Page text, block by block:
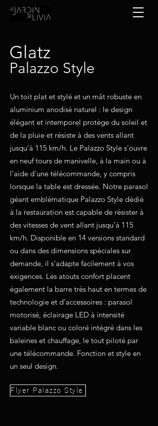
Glatz
Palazzo Style
Un toit plat et stylé et un mât robuste en
aluminium anodisé naturel : le design
élégant et intemporel protège du soleil et
de la pluie et résiste à des vents allant
jusqu’à 115 km/h. Le Palazzo Style s’ouvre
en neuf tours de manivelle, à la main ou à
l’aide d’une télécommande, y compris
lorsque la table est dressée. Notre parasol
géant emblématique Palazzo Style dédié
à la restauration est capable de résister à
des vitesses de vent allant jusqu’à 115
km/h. Disponible en 14 versions standard
ou dans des dimensions spéciales sur
demande, il s’adapte facilement à vos
exigences. Les atouts confort placent
également la barre très haut en termes de
technologie et d’accessoires : parasol
motorisé, éclairage LED à intensité
variable blanc ou coloré intégré dans les
baleines et chauffage, le tout piloté par
une télécommande. Fonction et style en
un seul design.
Flyer Palazzo Style